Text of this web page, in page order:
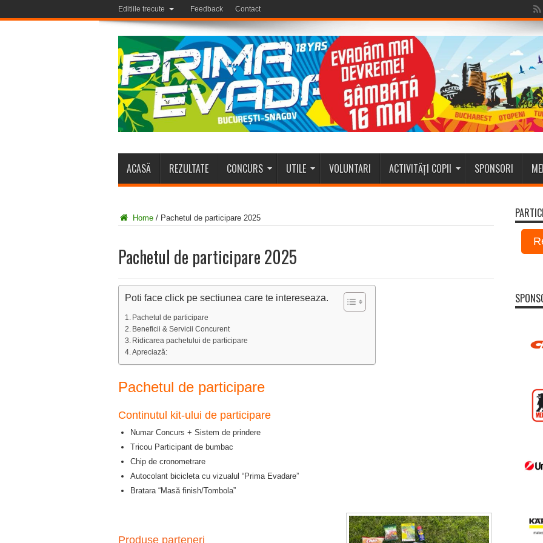
Editiile trecute Feedback Contact
ACASĂ REZULTATE CONCURS UTILE VOLUNTARI ACTIVITĂȚI COPII SPONSORI
Home / Pachetul de participare 2025
Pachetul de participare 2025
Poti face click pe sectiunea care te intereseaza.
Pachetul de participare
Beneficii & Servicii Concurent
Ridicarea pachetului de participare
Apreciază:
Pachetul de participare
Continutul kit-ului de participare
Numar Concurs + Sistem de prindere
Tricou Participant de bumbac
Chip de cronometrare
Autocolant bicicleta cu vizualul “Prima Evadare”
Bratara “Masă finish/Tombola”
Produse parteneri